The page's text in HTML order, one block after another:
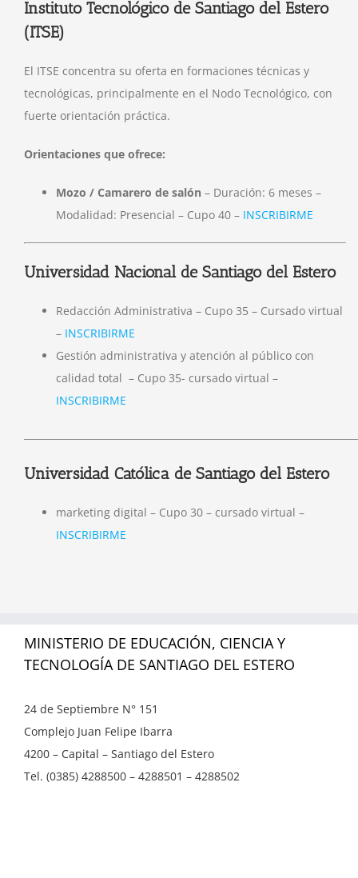
Instituto Tecnológico de Santiago del Estero
(ITSE)
El ITSE concentra su oferta en formaciones técnicas y
tecnológicas, principalmente en el Nodo Tecnológico, con
fuerte orientación práctica.
Orientaciones que ofrece:
Mozo / Camarero de salón – Duración: 6 meses –
Modalidad: Presencial – Cupo 40 – INSCRIBIRME
Universidad Nacional de Santiago del Estero
Redacción Administrativa – Cupo 35 – Cursado virtual
– INSCRIBIRME
Gestión administrativa y atención al público con
calidad total – Cupo 35- cursado virtual –
INSCRIBIRME
Universidad Católica de Santiago del Estero
marketing digital – Cupo 30 – cursado virtual –
INSCRIBIRME
MINISTERIO DE EDUCACIÓN, CIENCIA Y
TECNOLOGÍA DE SANTIAGO DEL ESTERO
24 de Septiembre N° 151
Complejo Juan Felipe Ibarra
4200 – Capital – Santiago del Estero
Tel. (0385) 4288500 – 4288501 – 4288502